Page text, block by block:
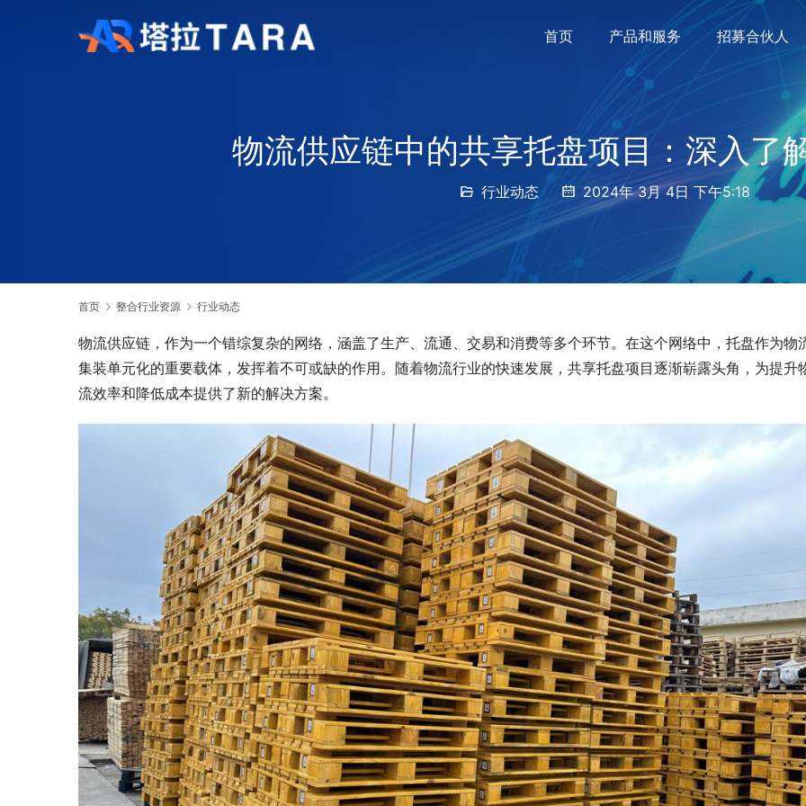
首页 产品和服务 招募合伙人
物流供应链中的共享托盘项目：深入了
行业动态 2024年 3月 4日 下午5:18
首页 整合行业资源 行业动态
物流供应链，作为一个错综复杂的网络，涵盖了生产、流通、交易和消费等多个环节。在这个网络中，托盘作为物
集装单元化的重要载体，发挥着不可或缺的作用。随着物流行业的快速发展，共享托盘项目逐渐崭露头角，为提升
流效率和降低成本提供了新的解决方案。